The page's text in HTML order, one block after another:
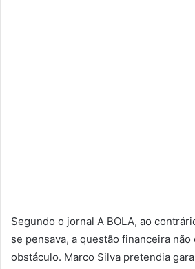
Segundo o jornal A BOLA, ao
se pensava, a questão financeira não
obstáculo. Marco Silva pretendia